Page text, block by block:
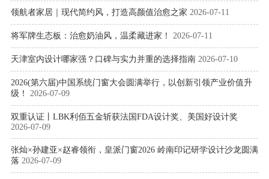
领航者家居｜现代简约风，打造高颜值治愈之家 2026-07-11
将军牌生态板：治愈奶油风，温柔藏进家！ 2026-07-11
天津室内设计哪家强？口碑与实力并重的选择指南 2026-07-10
2026(第六届)中国系统门窗大会圆满举行，以创新引领产业价值升
级！
2026-07-09
双重认证丨LBK利佰五金斩获法国FDA设计奖、美国好设计奖
2026-07-09
张灿×孙建亚×赵睿领衔，皇派门窗2026 岭南印记研学设计沙龙圆满
落 2026-07-09